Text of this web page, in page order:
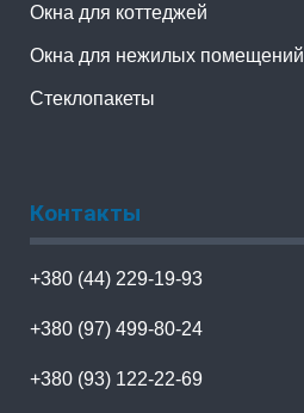
Окна для коттеджей
Окна для нежилых помещений
Стеклопакеты
Контакты
+380 (44) 229-19-93
+380 (97) 499-80-24
+380 (93) 122-22-69